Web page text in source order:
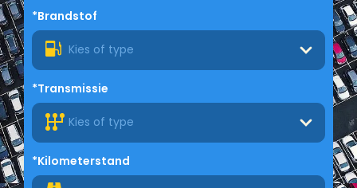
*Brandstof
Kies of type
*Transmissie
Kies of type
*Kilometerstand